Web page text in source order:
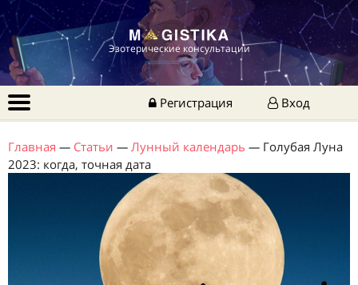
Эзотерические консультации
Регистрация Вход
Главная — Статьи — Лунный календарь — Голубая Луна
2023: когда, точная дата